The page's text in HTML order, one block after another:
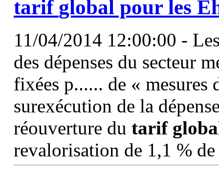
tarif global pour les
11/04/2014 12:00:00 -
des dépenses du secteur
fixées p...... de « mesures
surexécution de la
réouverture du tarif
revalorisation de 1,1 % de